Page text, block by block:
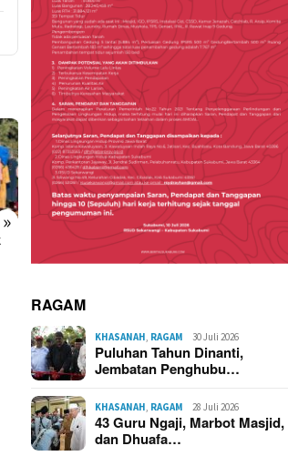
»
Kebakaran Kampung Adat
Ciptamulya Sukabumi
Picu
RAGAM
KHASANAH, RAGAM 30 Juli 2026
Puluhan Tahun Dinanti,
Jembatan Penghubu…
KHASANAH, RAGAM 28 Juli 2026
43 Guru Ngaji, Marbot Masjid,
dan Dhuafa…